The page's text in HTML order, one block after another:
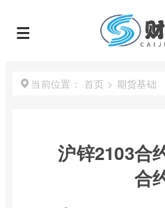
当前位置： 首页 > 期货基础
沪锌2103合
合